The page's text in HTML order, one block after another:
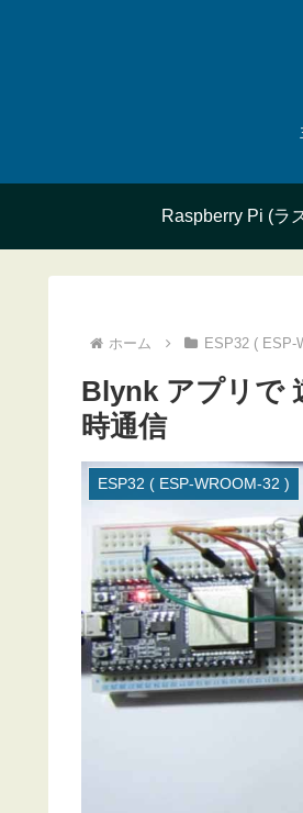
Raspberry Pi (ラ
ホーム ESP32 ( ESP-
Blynk アプリで
時通信
ESP32 ( ESP-WROOM-32 )